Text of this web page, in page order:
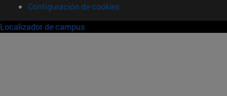
Configuración de cookies
Localizador de campus